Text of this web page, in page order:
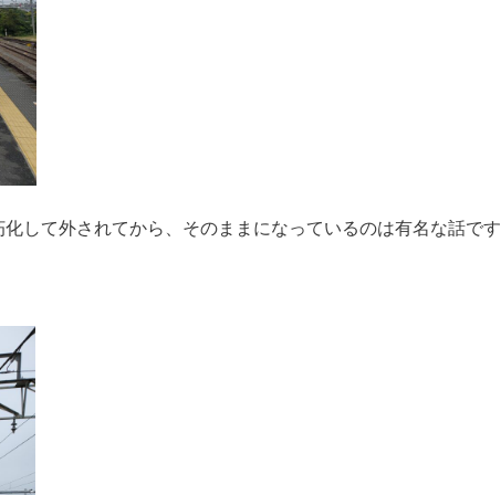
して外されてから、そのままになっているのは有名な話です